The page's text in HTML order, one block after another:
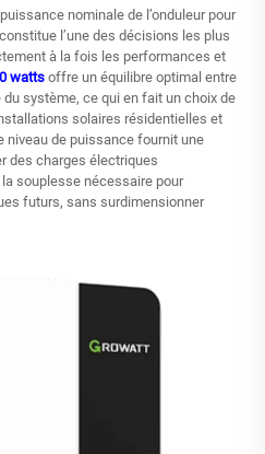
puissance nominale de l’onduleur pour
l’une des décisions les plus
à la fois les performances et
watts offre un équilibre optimal entre
système, ce qui en fait un choix de
solaires résidentielles et
niveau de puissance fournit une
des charges électriques
souplesse nécessaire pour
futurs, sans surdimensionner